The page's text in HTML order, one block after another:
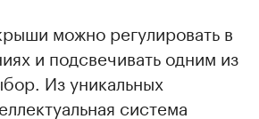
можно регулировать в
и подсвечивать одним из
Из уникальных
система